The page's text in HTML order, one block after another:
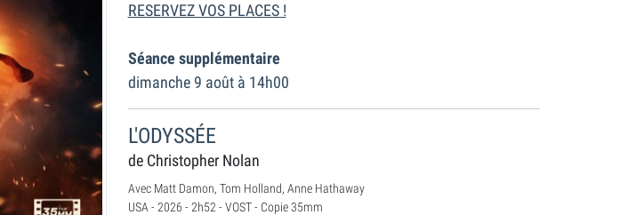
RESERVEZ VOS PLACES !
Séance supplémentaire
dimanche 9 août à 14h00
L'ODYSSÉE
de Christopher Nolan
Avec Matt Damon, Tom Holland, Anne Hathaway
USA - 2026 - 2h52 - VOST - Copie 35mm